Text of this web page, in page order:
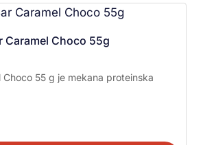
Caramel Choco 55g
Choco 55 g je mekana proteinska